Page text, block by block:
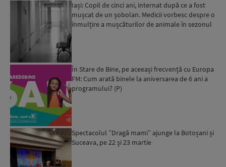
Iași: Copil de cinci ani, internat după ce a fost
mușcat de un șobolan. Medicii vorbesc despre o
înmulțire a mușcăturilor de animale în sezonul
În Stare de Bine, pe aceeași frecvență cu Europa
FM: Cum arată binele la aniversarea de 6 ani a
programului? (P)
Spectacolul ”Dragă mami” ajunge la Botoșani și
Suceava, pe 22 și 23 martie